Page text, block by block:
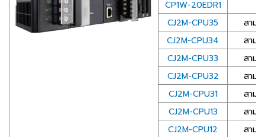
CP1W-20EDR1
CJ2M-CPU35
สาม
CJ2M-CPU34
สาม
CJ2M-CPU33
สาม
CJ2M-CPU32
สาม
CJ2M-CPU31
สาม
CJ2M-CPU13
สาม
CJ2M-CPU12
สาม